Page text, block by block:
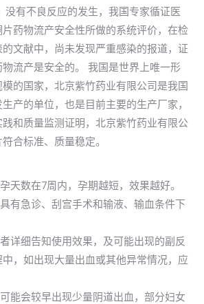
没有不良反应的发生，我国专家循证医
药物流产安全性所做的系统评价，在检
文献中，尚未发现严重感染的报道，证
流产是安全的。 我国是世界上唯一形
的国家，北京紫竹药业有限公司是我国
产的单位，也是目前主要的生产厂家，
和质量监测证明，北京紫竹药业有限公
合标准、质量稳定。
天数在7周内，孕期越短，效果越好。
有急诊、刮宫手术和输液、输血条件下
详细告知使用效果，及可能出现的副反
，如出现大量出血或其他异常情况，应
能会较早出现少量阴道出血，部分妇女